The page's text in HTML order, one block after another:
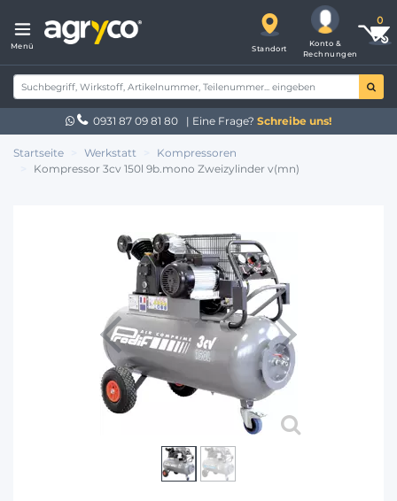
Menü Standort
Konto &
Rechnungen
0931 87 09 81 80 | Eine Frage? Schreibe uns!
Startseite Werkstatt
Kompressoren
Kompressor 3cv 150l 9b.mono Zweizylinder v(mn)